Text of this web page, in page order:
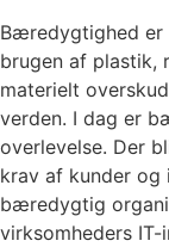
Bæredygtighed er
brugen af plastik,
materielt
verden. I dag er
overlevelse. Der
krav af kunder og
bæredygtig
virksomheders